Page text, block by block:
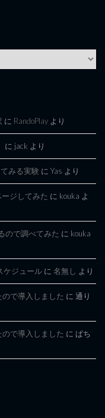
に RandoPlay より
に jack より
みる実験 に Yas より
ジしてみた に kouka よ
ので調べてみた に kouka
ケジュール に 名無し より
で導入しました に 通り
で導入しました に ぱち